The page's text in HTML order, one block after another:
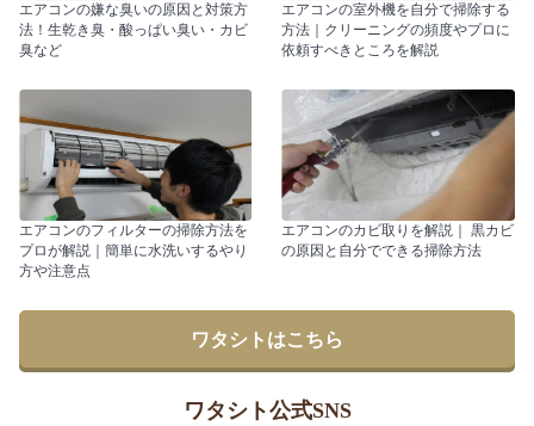
エアコンの嫌な臭いの原因と対策方
法！生乾き臭・酸っぱい臭い・カビ
臭など
エアコンの室外機を自分で掃除する
方法｜クリーニングの頻度やプロに
依頼すべきところを解説
エアコンのフィルターの掃除方法を
プロが解説｜簡単に水洗いするやり
方や注意点
エアコンのカビ取りを解説｜ 黒カビ
の原因と自分でできる掃除方法
ワタシトはこちら
ワタシト公式SNS